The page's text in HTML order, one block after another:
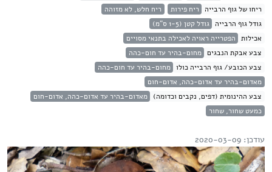
ריחו של גוף הרבייה ריח פירות
ריח חלש, לא מזוהה
גודל גוף הרבייה גודל קטן (1-5 ס"מ)
אכילות הפטרייה ראויה לאכילה בתנאי מסויים
צבע אבקת הנבגים מחום-בהיר עד חום-כהה
צבע הכובע/ גוף הרבייה כולו מחום-בהיר עד חום-כהה
מאדום-בהיר עד אדום-כהה, אדום-חום
צבע ההינומית (דפים, נקבים וכדומה) מאדום-בהיר עד אדום-כהה, אדום-חום
כמעט שחור, שחור
עודכן: 2020-03-09